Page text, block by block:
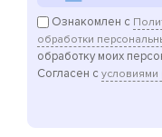
Ознакомлен с
обработки
обработку моих
Согласен с